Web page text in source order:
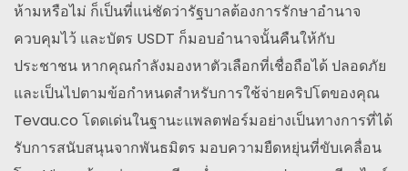
ห้ามหรือไม่ ก็เป็นที่แน่ชัดว่ารัฐบาลต้องการรักษาอำนาจ
ควบคุมไว้ และบัตร USDT ก็มอบอำนาจนั้นคืนให้กับ
ประชาชน หากคุณกำลังมองหาตัวเลือกที่เชื่อถือได้ ปลอดภัย
และเป็นไปตามข้อกำหนดสำหรับการใช้จ่ายคริปโตของคุณ
Tevau.co โดดเด่นในฐานะแพลตฟอร์มอย่างเป็นทางการที่ได้
รับการสนับสนุนจากพันธมิตร มอบความยืดหยุ่นที่ขับเคลื่อน